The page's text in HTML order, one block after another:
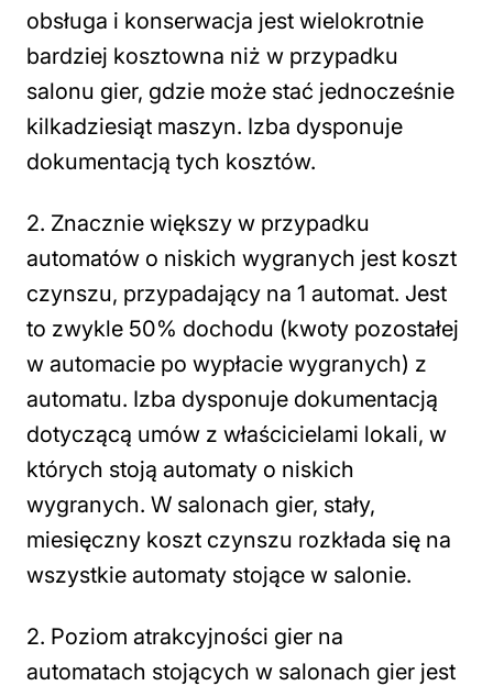
obsługa i konserwacja jest wielokrotnie
bardziej kosztowna niż w przypadku
salonu gier, gdzie może stać jednocześnie
kilkadziesiąt maszyn. Izba dysponuje
dokumentacją tych kosztów.
2. Znacznie większy w przypadku
automatów o niskich wygranych jest koszt
czynszu, przypadający na 1 automat. Jest
to zwykle 50% dochodu (kwoty pozostałej
w automacie po wypłacie wygranych) z
automatu. Izba dysponuje dokumentacją
dotyczącą umów z właścicielami lokali, w
których stoją automaty o niskich
wygranych. W salonach gier, stały,
miesięczny koszt czynszu rozkłada się na
wszystkie automaty stojące w salonie.
2. Poziom atrakcyjności gier na
automatach stojących w salonach gier jest